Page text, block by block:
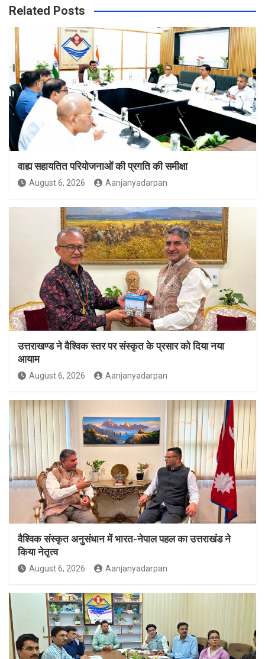
Related Posts
वाह्य सहायतित परियोजनाओं की प्रगति की समीक्षा
August 6, 2026 Aanjanyadarpan
उत्तराखण्ड ने वैश्विक स्तर पर संस्कृत के प्रसार को दिया नया
आयाम
August 6, 2026 Aanjanyadarpan
वैश्विक संस्कृत अनुसंधान में भारत-नेपाल पहल का उत्तराखंड ने
किया नेतृत्व
August 6, 2026 Aanjanyadarpan